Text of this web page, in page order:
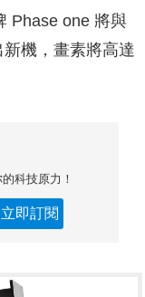
Phase one 將與
新機，畫素將高達
科技原力！
立即訂閱